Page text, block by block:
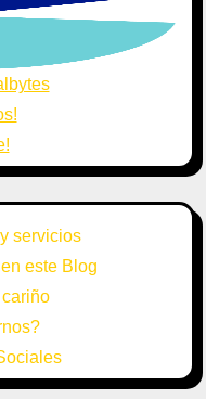
servicios
este Blog